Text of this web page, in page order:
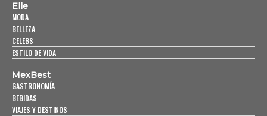
Elle
MODA
BELLEZA
CELEBS
ESTILO DE VIDA
MexBest
GASTRONOMÍA
BEBIDAS
VIAJES Y DESTINOS